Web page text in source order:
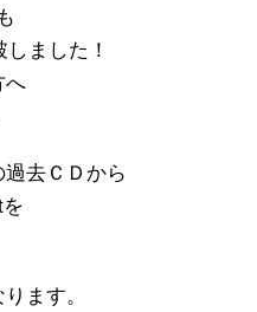
ました！
へ
去ＣＤから
ます。